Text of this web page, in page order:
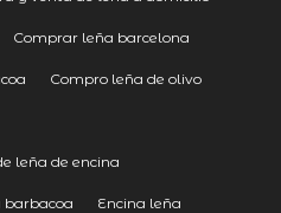
Comprar leña barcelona
Compro leña de olivo
leña de encina
barbacoa Encina leña